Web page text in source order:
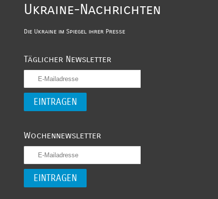
Ukraine-Nachrichten
Die Ukraine im Spiegel ihrer Presse
Täglicher Newsletter
Wochennewsletter